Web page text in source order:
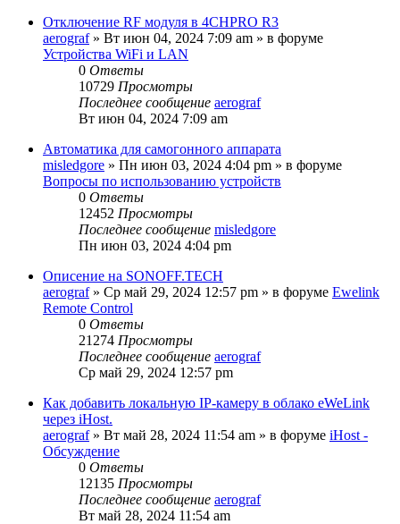
Отключение RF модуля в 4CHPRO R3
aerograf» Вт июн 04, 2024 7:09 am » в форуме
Устройства WiFi и LAN
0 Ответы
10729 Просмотры
Последнее сообщение aerograf
Вт июн 04, 2024 7:09 am
Автоматика для самогонного аппарата
misledgore » Пн июн 03, 2024 4:04 pm » в форуме
Вопросы по использованию устройств
0 Ответы
12452 Просмотры
Последнее сообщение misledgore
Пн июн 03, 2024 4:04 pm
Описение на SONOFF.TECH
aerograf» Ср май 29, 2024 12:57 pm » в форуме Ewelink
Remote Control
0 Ответы
21274 Просмотры
Последнее сообщение aerograf
Ср май 29, 2024 12:57 pm
Как добавить локальную IP-камеру в облако eWeLink
через iHost.
aerograf» Вт май 28, 2024 11:54 am » в форуме iHost -
Обсуждение
0 Ответы
12135 Просмотры
Последнее сообщение aerograf
Вт май 28, 2024 11:54 am